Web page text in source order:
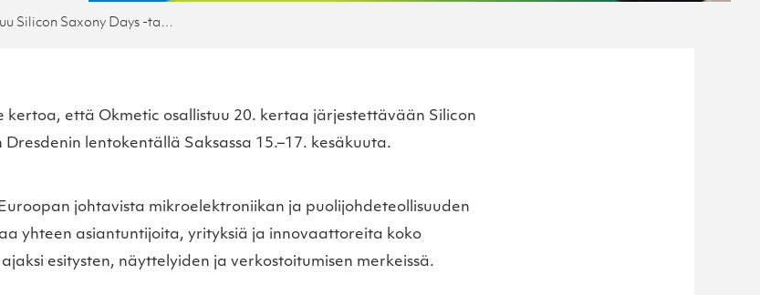
Okmetic osallistuu Silicon Saxony Days -tapahtumaan
kertoa, että Okmetic osallistuu 20. kertaa järjestettävään Silicon
lentokentällä Saksassa 15.–17. kesäkuuta.
johtavista mikroelektroniikan ja puolijohdeteollisuuden
yhteen asiantuntijoita, yrityksiä ja innovaattoreita koko
esitysten, näyttelyiden ja verkostoitumisen merkeissä.